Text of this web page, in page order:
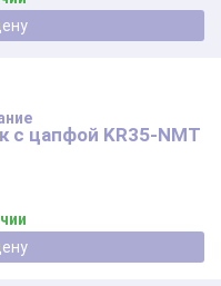
цену
с цапфой KR35-NMT
цену